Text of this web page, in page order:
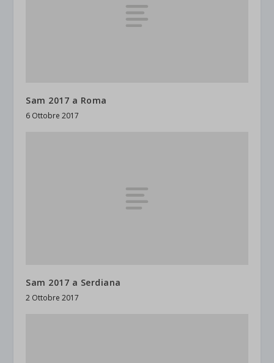
Sam 2017 a Roma
6 Ottobre 2017
Sam 2017 a Serdiana
2 Ottobre 2017